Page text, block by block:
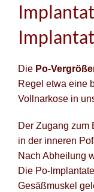
Die Po-
Regel etwa eine
Vollnarkose in
Der Zugang zum
in der inneren
Nach Abheilung
Die Po-
Gesäßmuskel